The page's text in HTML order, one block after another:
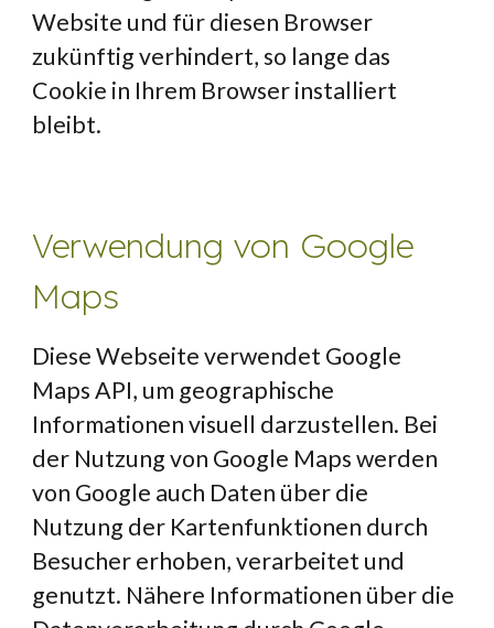
Website und für diesen Browser
zukünftig verhindert, so lange das
Cookie in Ihrem Browser installiert
bleibt.
Verwendung von Google
Maps
Diese Webseite verwendet Google
Maps API, um geographische
Informationen visuell darzustellen. Bei
der Nutzung von Google Maps werden
von Google auch Daten über die
Nutzung der Kartenfunktionen durch
Besucher erhoben, verarbeitet und
genutzt. Nähere Informationen über die